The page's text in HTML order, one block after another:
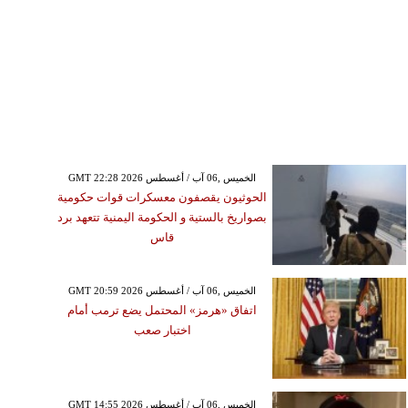
GMT 22:28 2026 الخميس ,06 آب / أغسطس
الحوثيون يقصفون معسكرات قوات حكومية
بصواريخ بالستية و الحكومة اليمنية تتعهد برد
قاس
GMT 20:59 2026 الخميس ,06 آب / أغسطس
اتفاق «هرمز» المحتمل يضع ترمب أمام
اختبار صعب
GMT 14:55 2026 الخميس ,06 آب / أغسطس